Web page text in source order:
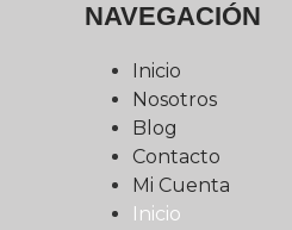
NAVEGACIÓN
Inicio
Nosotros
Blog
Contacto
Mi Cuenta
Inicio